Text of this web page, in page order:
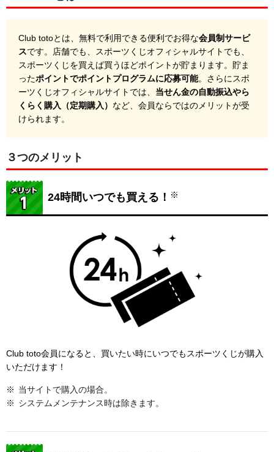
Club totoとは、無料で利用できる便利でお得な会員制サービ
スです。店舗でも、スポーツくじオフィシャルサイトでも、
スポーツくじを買えば買うほどポイントが貯まります。貯ま
ったポイントでポイントプログラムに応募可能。さらにスポ
ーツくじオフィシャルサイトでは、 当せん金の自動振込やら
くらく購入（定期購入） など、会員ならではのメリットが受
けられます。
３つのメリット
24時間いつでも買える！ ※
Club toto会員になると、買いたい時にいつでもスポーツくじが購入
いただけます！
当サイトで購入の場合。
システムメンテナンス時は除きます。